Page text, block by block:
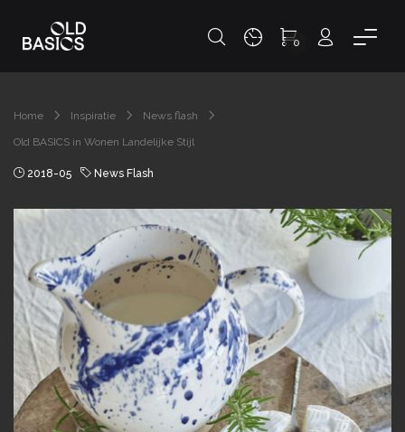
0
Home Inspiratie News flash
Old BASICS in Wonen Landelijke Stijl
2018-05 News Flash